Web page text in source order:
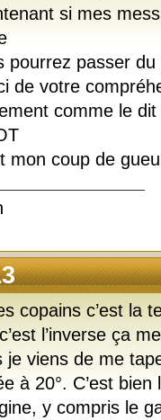
si mes
pourrez passer
de votre
comme le
mon coup de
copains c’est la
l’inverse ça
je viens de me
à 20°. C’est
y compris le